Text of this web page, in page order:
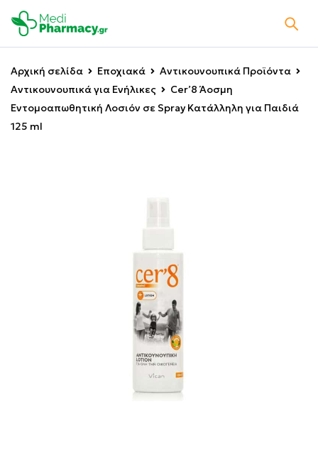
Αρχική σελίδα Εποχιακά
Αντικουνουπικά Προϊόντα
Αντικουνουπικά για Ενήλικες
Cer’8 Άοσμη
Εντομοαπωθητική Λοσιόν σε Spray Κατάλληλη για Παιδιά
125 ml